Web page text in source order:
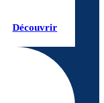
Découvrir